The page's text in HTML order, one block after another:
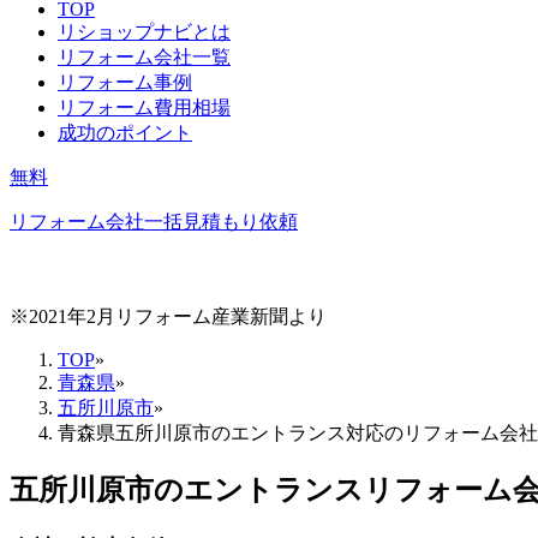
TOP
リショップナビとは
リフォーム会社一覧
リフォーム事例
リフォーム費用相場
成功のポイント
無料
リフォーム会社一括見積もり依頼
※2021年2月リフォーム産業新聞より
TOP»
青森県»
五所川原市»
青森県五所川原市のエントランス対応のリフォーム会社
五所川原市のエントランスリフォーム